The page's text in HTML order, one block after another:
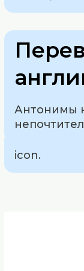
Антонимы к
icon.